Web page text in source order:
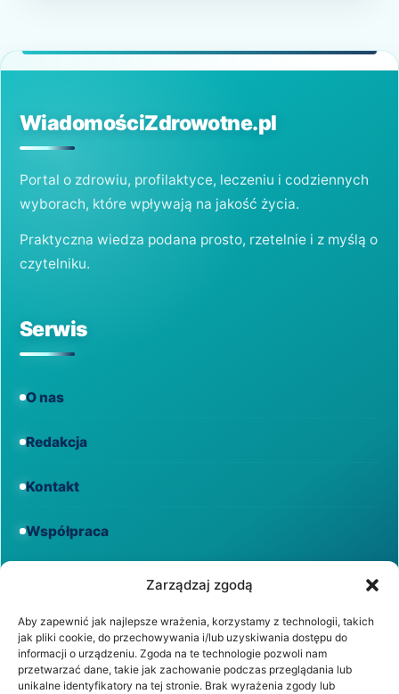
Zarządzaj zgodą
Aby zapewnić jak najlepsze wrażenia, korzystamy z technologii, takich
jak pliki cookie, do przechowywania i/lub uzyskiwania dostępu do
informacji o urządzeniu. Zgoda na te technologie pozwoli nam
przetwarzać dane, takie jak zachowanie podczas przeglądania lub
unikalne identyfikatory na tej stronie. Brak wyrażenia zgody lub
przestrzeń. W tym artykule przyjrzymy się,
WŁAŚCIWOŚCI?
WiadomościZdrowotne.pl
Portal o zdrowiu, profilaktyce, leczeniu i codziennych
wyborach, które wpływają na jakość życia.
Praktyczna wiedza podana prosto, rzetelnie i z myślą o
czytelniku.
Serwis
O nas
Redakcja
Kontakt
Współpraca
Regulamin